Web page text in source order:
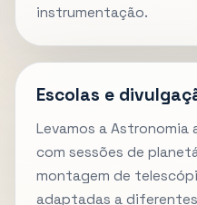
instrumentação.
Escolas e
Levamos a Astronomia
com sessões de
montagem de
adaptadas a